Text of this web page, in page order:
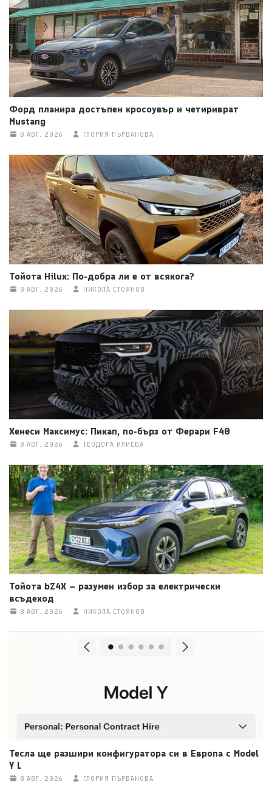
Форд планира достъпен кросоувър и четириврат
Mustang
8 АВГ. 2026 ГЛОРИЯ ПЪРВАНОВА
Тойота Hilux: По-добра ли е от всякога?
8 АВГ. 2026 НИКОЛА СТОЯНОВ
Хенеси Максимус: Пикап, по-бърз от Ферари F40
8 АВГ. 2026 ТЕОДОРА ИЛИЕВА
Тойота bZ4X – разумен избор за електрически
всъдеход
8 АВГ. 2026 НИКОЛА СТОЯНОВ
Тесла ще разшири конфигуратора си в Европа с Model
Y L
8 АВГ. 2026 ГЛОРИЯ ПЪРВАНОВА